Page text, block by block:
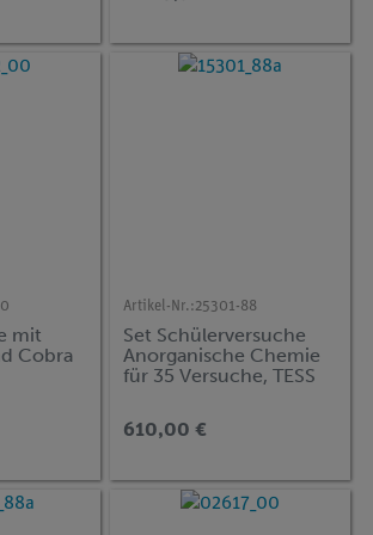
mit
Cobra
Artikel-Nr.:25301-88
Set Schülerversuche
Anorganische Chemie
für 35 Versuche, TESS
2
610,00 €